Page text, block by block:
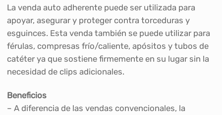
La venda auto adherente puede ser utilizada para
apoyar, asegurar y proteger contra torceduras y
esguinces. Esta venda también se puede utilizar para
férulas, compresas frío/caliente, apósitos y tubos de
catéter ya que sostiene firmemente en su lugar sin la
necesidad de clips adicionales.
Beneficios
– A diferencia de las vendas convencionales, la